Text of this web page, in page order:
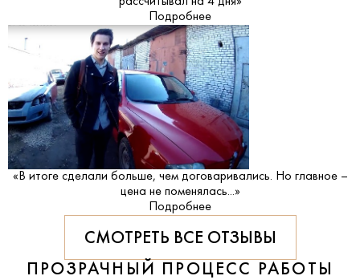
Подробнее
«В итоге сделали больше, чем договаривались. Но главное –
цена не поменялась...»
Подробнее
СМОТРЕТЬ ВСЕ ОТЗЫВЫ
ПРОЗРАЧНЫЙ ПРОЦЕСС РАБОТЫ